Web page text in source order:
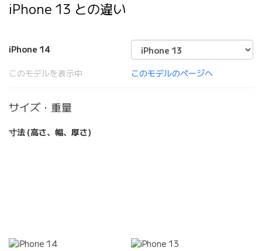
iPhone 13 との違い
iPhone 14
このモデルを表示中 このモデルのページへ
サイズ・重量
寸法 (高さ、幅、厚さ)